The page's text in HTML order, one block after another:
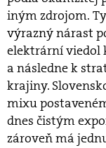
iným zdrojom.
výrazný nárast
elektrární viedol
a následne k
krajiny.
mixu
dnes čistým
zároveň má